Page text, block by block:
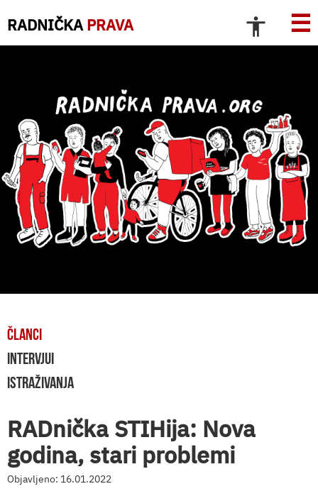
RADNIČKA PRAVA ☰
ČLANCI
INTERVJUI
ISTRAŽIVANJA
RADnička STIHija: Nova
godina, stari problemi
Objavljeno: 16.01.2022